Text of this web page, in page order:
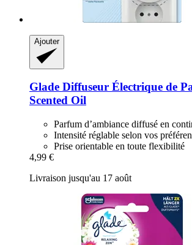
Ajouter
Glade Diffuseur Électrique de
Scented Oil
Parfum d’ambiance diffusé en
Intensité réglable selon vos
Prise orientable en toute flexibilité
4,99 €
Livraison jusqu'au 17 août